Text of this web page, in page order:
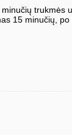
trukmės
15 minučių,